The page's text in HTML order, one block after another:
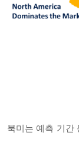
북미는 예측 기간